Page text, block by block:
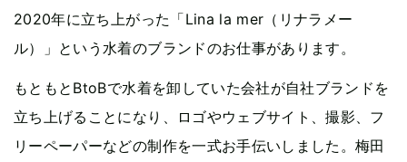
2020年に立ち上がった「Lina la mer（リナラメー
ル）」という水着のブランドのお仕事があります。
もともとBtoBで水着を卸していた会社が自社ブランドを
立ち上げることになり、ロゴやウェブサイト、撮影、フ
リーペーパーなどの制作を一式お手伝いしました。梅田